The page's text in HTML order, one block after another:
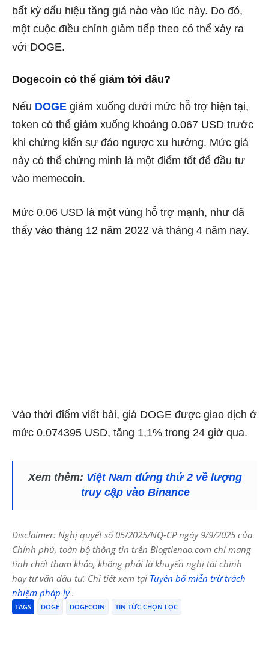
bất kỳ dấu hiệu tăng giá nào vào lúc này. Do đó,
một cuộc điều chỉnh giảm tiếp theo có thể xảy ra
với DOGE.
Dogecoin có thể giảm tới đâu?
Nếu DOGE giảm xuống dưới mức hỗ trợ hiện tại,
token có thể giảm xuống khoảng 0.067 USD trước
khi chứng kiến ​​sự đảo ngược xu hướng. Mức giá
này có thể chứng minh là một điểm tốt để đầu tư
vào memecoin.
Mức 0.06 USD là một vùng hỗ trợ mạnh, như đã
thấy vào tháng 12 năm 2022 và tháng 4 năm nay.
Vào thời điểm viết bài, giá DOGE được giao dịch ở
mức 0.074395 USD, tăng 1,1% trong 24 giờ qua.
Xem thêm: Việt Nam đứng thứ 2 về lượng
truy cập vào Binance
Disclaimer: Nghị quyết số 05/2025/NQ-CP ngày 9/9/2025 của
Chính phủ, toàn bộ thông tin trên Blogtienao.com chỉ mang
tính chất tham khảo, không phải là khuyến nghị tài chính
hay tư vấn đầu tư. Chi tiết xem tại Tuyên bố miễn trừ trách
nhiệm pháp lý.
TAGS DOGE DOGECOIN TIN TỨC CHỌN LỌC